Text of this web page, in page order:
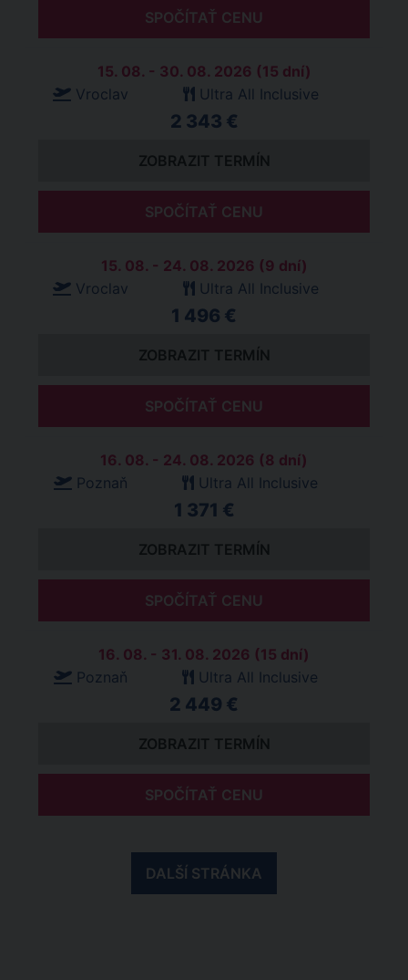
SPOČÍTAŤ CENU
15. 08. - 30. 08. 2026 (15 dní)
Vroclav
Ultra All Inclusive
2 343 €
ZOBRAZIT TERMÍN
SPOČÍTAŤ CENU
15. 08. - 24. 08. 2026 (9 dní)
Vroclav
Ultra All Inclusive
1 496 €
ZOBRAZIT TERMÍN
SPOČÍTAŤ CENU
16. 08. - 24. 08. 2026 (8 dní)
Poznaň
Ultra All Inclusive
1 371 €
ZOBRAZIT TERMÍN
SPOČÍTAŤ CENU
16. 08. - 31. 08. 2026 (15 dní)
Poznaň
Ultra All Inclusive
2 449 €
ZOBRAZIT TERMÍN
SPOČÍTAŤ CENU
DALŠÍ STRÁNKA